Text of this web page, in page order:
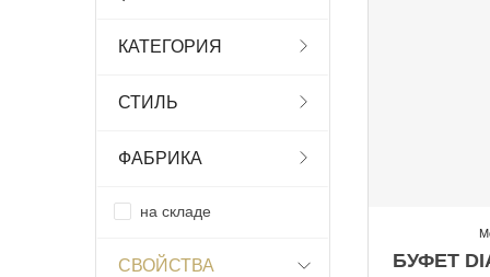
КАТЕГОРИЯ
СТИЛЬ
ФАБРИКА
на складе
СВОЙСТВА БУФЕТ